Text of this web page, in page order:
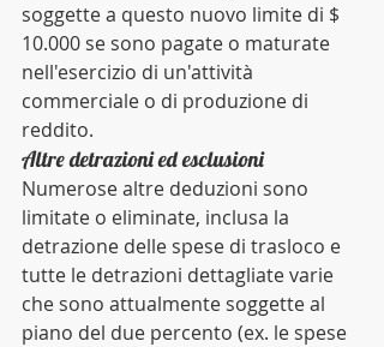
soggette a questo nuovo limite di $
10.000 se sono pagate o maturate
nell'esercizio di un'attività
commerciale o di produzione di
reddito.
Altre detrazioni ed esclusioni
Numerose altre deduzioni sono
limitate o eliminate, inclusa la
detrazione delle spese di trasloco e
tutte le detrazioni dettagliate varie
che sono attualmente soggette al
piano del due percento (ex. le spese